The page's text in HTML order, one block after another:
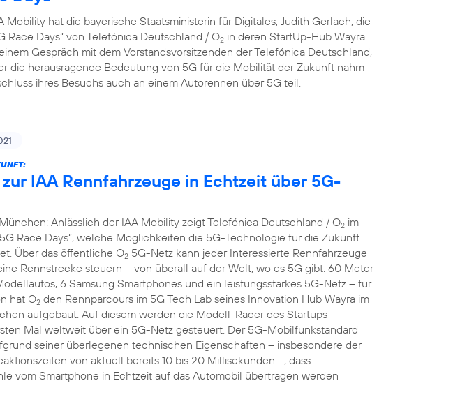
Mobility hat die bayerische Staatsministerin für Digitales, Judith Gerlach, die
Race Days“ von Telefónica Deutschland / O2 in deren StartUp-Hub Wayra
Gespräch mit dem Vorstandsvorsitzenden der Telefónica Deutschland,
die herausragende Bedeutung von 5G für die Mobilität der Zukunft nahm
ihres Besuchs auch an einem Autorennen über 5G teil.
IAA Rennfahrzeuge in Echtzeit über 5G-
Anlässlich der IAA Mobility zeigt Telefónica Deutschland / O2 im
5G Race Days“, welche Möglichkeiten die 5G-Technologie für die Zukunft
Über das öffentliche O2 5G-Netz kann jeder Interessierte Rennfahrzeuge
Rennstrecke steuern – von überall auf der Welt, wo es 5G gibt. 60 Meter
6 Samsung Smartphones und ein leistungsstarkes 5G-Netz – für
hat O2 den Rennparcours im 5G Tech Lab seines Innovation Hub Wayra im
aufgebaut. Auf diesem werden die Modell-Racer des Startups
Mal weltweit über ein 5G-Netz gesteuert. Der 5G-Mobilfunkstandard
seiner überlegenen technischen Eigenschaften – insbesondere der
von aktuell bereits 10 bis 20 Millisekunden –, dass
vom Smartphone in Echtzeit auf das Automobil übertragen werden